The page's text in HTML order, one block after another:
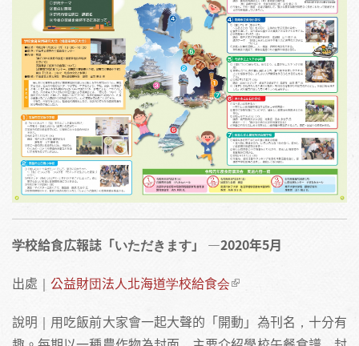
学校給食広報誌「いただきます」
​—2020年5月
出處｜ 公益財団法人北海道学校給食会
說明｜用吃飯前大家會一起大聲的「開動」為刊名，十分有